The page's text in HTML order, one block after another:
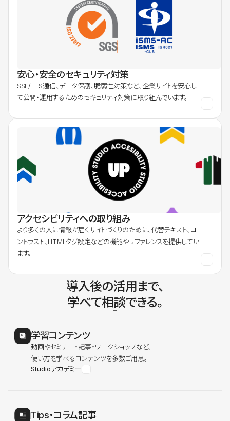
安心・安全のセキュリティ対策
SSL/TLS通信、データ保護、脆弱性対策など、企業サイトを安心し
て公開・運用するためのセキュリティ対策に取り組んでいます。
アクセシビリティへの取り組み
より多くの人に情報が届くサイトづくりのために、代替テキスト、コ
ントラスト、HTMLタグ設定などの機能やリファレンスを提供してい
ます。
導入後の活用まで、
学べて相談できる。
学習コンテンツ
動画やセミナー・記事・ワークショップなど、
使い方を学べるコンテンツを多数ご用意。
Studioアカデミー
Tips・コラム記事